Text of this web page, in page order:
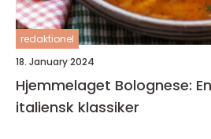
redaktionel
18. January 2024
Hjemmelaget Bolognese:
italiensk klassiker